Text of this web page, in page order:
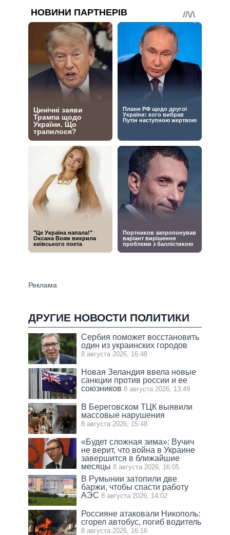
ДРУГИЕ НОВОСТИ ПОЛИТИКИ
Сербия поможет восстановить
один из украинских городов
8 августа 2026, 16:48
Новая Зеландия ввела новые
санкции против россии и ее
союзников 8 августа 2026, 13:49
В Береговском ТЦК выявили
массовые нарушения
8 августа 2026, 15:48
«Будет сложная зима»: Вучич
не верит, что война в Украине
завершится в ближайшие
месяцы 8 августа 2026, 16:05
В Румынии затопили две
баржи, чтобы спасти работу
АЭС 8 августа 2026, 14:02
Россияне атаковали Никополь:
сгорел автобус, погиб водитель
8 августа 2026, 16:16